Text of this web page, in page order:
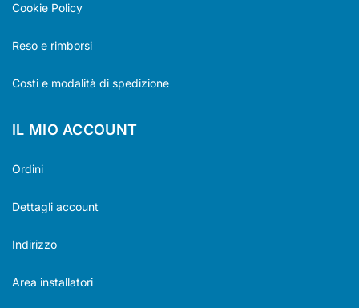
Cookie Policy
Reso e rimborsi
Costi e modalità di spedizione
IL MIO ACCOUNT
Ordini
Dettagli account
Indirizzo
Area installatori